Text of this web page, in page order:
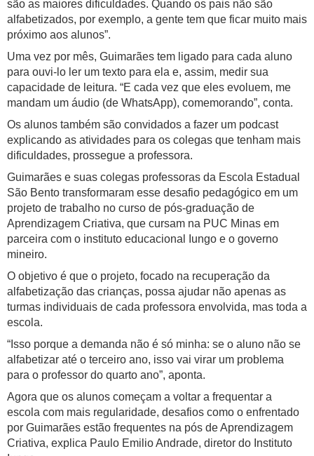
são as maiores dificuldades. Quando os pais não são
alfabetizados, por exemplo, a gente tem que ficar muito mais
próximo aos alunos”.
Uma vez por mês, Guimarães tem ligado para cada aluno
para ouvi-lo ler um texto para ela e, assim, medir sua
capacidade de leitura. “E cada vez que eles evoluem, me
mandam um áudio (de WhatsApp), comemorando”, conta.
Os alunos também são convidados a fazer um podcast
explicando as atividades para os colegas que tenham mais
dificuldades, prossegue a professora.
Guimarães e suas colegas professoras da Escola Estadual
São Bento transformaram esse desafio pedagógico em um
projeto de trabalho no curso de pós-graduação de
Aprendizagem Criativa, que cursam na PUC Minas em
parceira com o instituto educacional Iungo e o governo
mineiro.
O objetivo é que o projeto, focado na recuperação da
alfabetização das crianças, possa ajudar não apenas as
turmas individuais de cada professora envolvida, mas toda a
escola.
“Isso porque a demanda não é só minha: se o aluno não se
alfabetizar até o terceiro ano, isso vai virar um problema
para o professor do quarto ano”, aponta.
Agora que os alunos começam a voltar a frequentar a
escola com mais regularidade, desafios como o enfrentado
por Guimarães estão frequentes na pós de Aprendizagem
Criativa, explica Paulo Emilio Andrade, diretor do Instituto